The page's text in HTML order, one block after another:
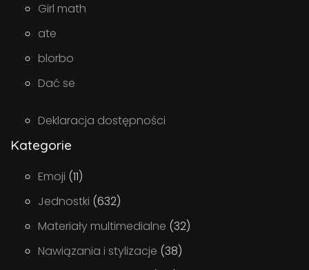
Girl math
ate
blorbo
Dać se
Deklaracja dostępności
Kategorie
Emoji (11)
Jednostki (632)
Materiały multimedialne (32)
Nawiązania i stylizacje (38)